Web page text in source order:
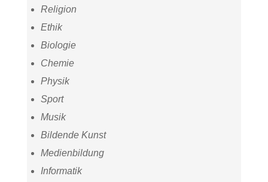
Religion
Ethik
Biologie
Chemie
Physik
Sport
Musik
Bildende Kunst
Medienbildung
Informatik